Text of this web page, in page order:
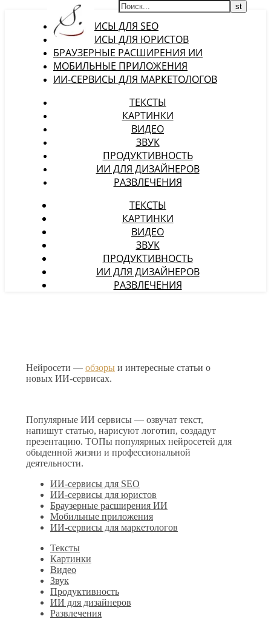
ИИ-СЕРВИСЫ ДЛЯ SEO
ИИ-СЕРВИСЫ ДЛЯ ЮРИСТОВ
БРАУЗЕРНЫЕ РАСШИРЕНИЯ ИИ
МОБИЛЬНЫЕ ПРИЛОЖЕНИЯ
ИИ-СЕРВИСЫ ДЛЯ МАРКЕТОЛОГОВ
ТЕКСТЫ
КАРТИНКИ
ВИДЕО
ЗВУК
ПРОДУКТИВНОСТЬ
ИИ ДЛЯ ДИЗАЙНЕРОВ
РАЗВЛЕЧЕНИЯ
ТЕКСТЫ
КАРТИНКИ
ВИДЕО
ЗВУК
ПРОДУКТИВНОСТЬ
ИИ ДЛЯ ДИЗАЙНЕРОВ
РАЗВЛЕЧЕНИЯ
Нейросети — обзоры и интересные статьи о
новых ИИ-сервисах.
Популярные ИИ сервисы — озвучат текст,
напишут статью, нарисуют логотип, создадут
презентацию. ТОПы популярных нейросетей для
обыденной жизни и профессиональной
деятельности.
ИИ-сервисы для SEO
ИИ-сервисы для юристов
Браузерные расширения ИИ
Мобильные приложения
ИИ-сервисы для маркетологов
Тексты
Картинки
Видео
Звук
Продуктивность
ИИ для дизайнеров
Развлечения